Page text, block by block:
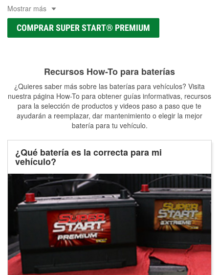
Mostrar más
COMPRAR SUPER START® PREMIUM
Recursos How-To para baterías
¿Quieres saber más sobre las baterías para vehículos? Visita
nuestra página How-To para obtener guías informativas, recursos
para la selección de productos y videos paso a paso que te
ayudarán a reemplazar, dar mantenimiento o elegir la mejor
batería para tu vehículo.
¿Qué batería es la correcta para mi
vehículo?